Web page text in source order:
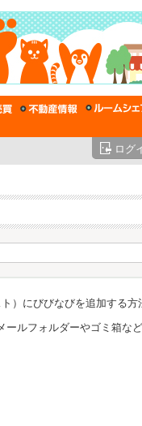
ログ
）にびびなびを追加する方
ルフォルダーやゴミ箱な